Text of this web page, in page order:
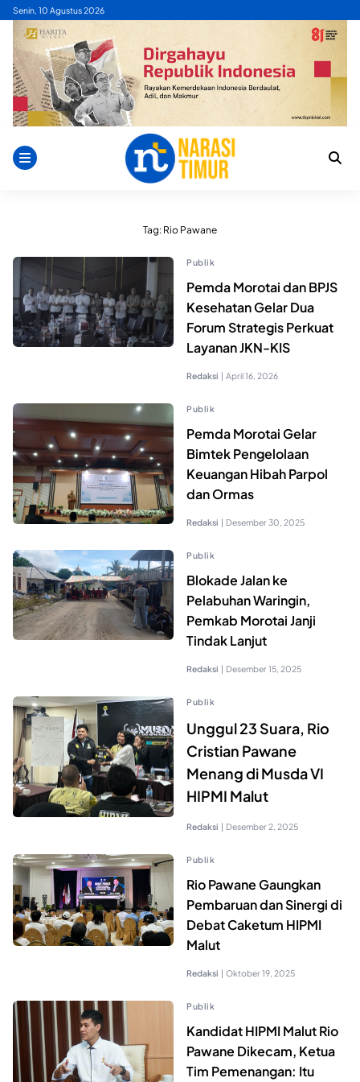
Skip
content
Senin, 10 Agustus 2026
Tag: Rio Pawane
Publik
Pemda Morotai dan BPJS
Kesehatan Gelar Dua
Forum Strategis Perkuat
Layanan JKN-KIS
Redaksi | April 16, 2026
Publik
Pemda Morotai Gelar
Bimtek Pengelolaan
Keuangan Hibah Parpol
dan Ormas
Redaksi | Desember 30, 2025
Publik
Blokade Jalan ke
Pelabuhan Waringin,
Pemkab Morotai Janji
Tindak Lanjut
Redaksi | Desember 15, 2025
Publik
Unggul 23 Suara, Rio
Cristian Pawane
Menang di Musda VI
HIPMI Malut
Redaksi | Desember 2, 2025
Publik
Rio Pawane Gaungkan
Pembaruan dan Sinergi di
Debat Caketum HIPMI
Malut
Redaksi | Oktober 19, 2025
Publik
Kandidat HIPMI Malut Rio
Pawane Dikecam, Ketua
Tim Pemenangan: Itu